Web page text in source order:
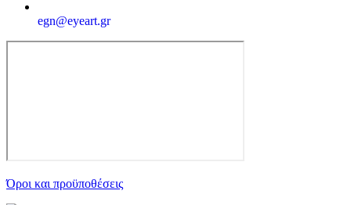
egn@eyeart.gr
Όροι και προϋποθέσεις